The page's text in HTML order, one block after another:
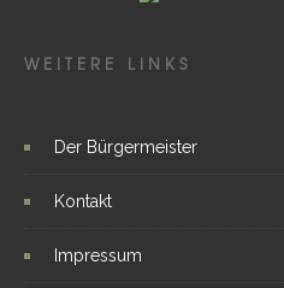
WEITERE LINKS
Der Bürgermeister
Kontakt
Impressum